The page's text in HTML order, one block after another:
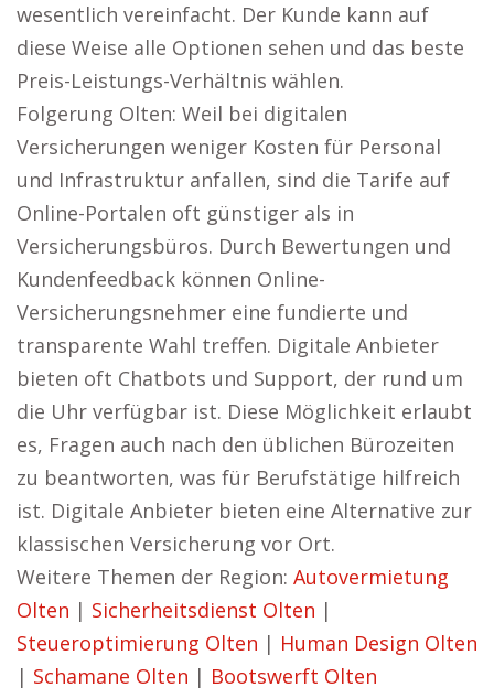
wesentlich vereinfacht. Der Kunde kann auf
diese Weise alle Optionen sehen und das beste
Preis-Leistungs-Verhältnis wählen.
Folgerung Olten: Weil bei digitalen
Versicherungen weniger Kosten für Personal
und Infrastruktur anfallen, sind die Tarife auf
Online-Portalen oft günstiger als in
Versicherungsbüros. Durch Bewertungen und
Kundenfeedback können Online-
Versicherungsnehmer eine fundierte und
transparente Wahl treffen. Digitale Anbieter
bieten oft Chatbots und Support, der rund um
die Uhr verfügbar ist. Diese Möglichkeit erlaubt
es, Fragen auch nach den üblichen Bürozeiten
zu beantworten, was für Berufstätige hilfreich
ist. Digitale Anbieter bieten eine Alternative zur
klassischen Versicherung vor Ort.
Weitere Themen der Region: Autovermietung
Olten | Sicherheitsdienst Olten |
Steueroptimierung Olten | Human Design Olten
| Schamane Olten | Bootswerft Olten